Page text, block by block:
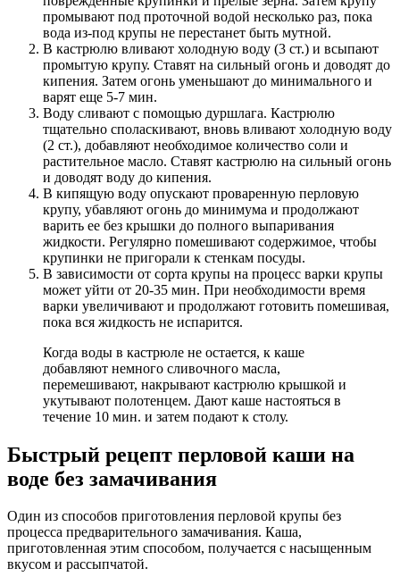
промывают под проточной водой несколько раз, пока
вода из-под крупы не перестанет быть мутной.
В кастрюлю вливают холодную воду (3 ст.) и всыпают
промытую крупу. Ставят на сильный огонь и доводят до
кипения. Затем огонь уменьшают до минимального и
варят еще 5-7 мин.
Воду сливают с помощью дуршлага. Кастрюлю
тщательно споласкивают, вновь вливают холодную воду
(2 ст.), добавляют необходимое количество соли и
растительное масло. Ставят кастрюлю на сильный огонь
и доводят воду до кипения.
В кипящую воду опускают проваренную перловую
крупу, убавляют огонь до минимума и продолжают
варить ее без крышки до полного выпаривания
жидкости. Регулярно помешивают содержимое, чтобы
крупинки не пригорали к стенкам посуды.
В зависимости от сорта крупы на процесс варки крупы
может уйти от 20-35 мин. При необходимости время
варки увеличивают и продолжают готовить помешивая,
пока вся жидкость не испарится.
Когда воды в кастрюле не остается, к каше
добавляют немного сливочного масла,
перемешивают, накрывают кастрюлю крышкой и
укутывают полотенцем. Дают каше настояться в
течение 10 мин. и затем подают к столу.
Быстрый рецепт перловой каши на
воде без замачивания
Один из способов приготовления перловой крупы без
процесса предварительного замачивания. Каша,
приготовленная этим способом, получается с насыщенным
вкусом и рассыпчатой.